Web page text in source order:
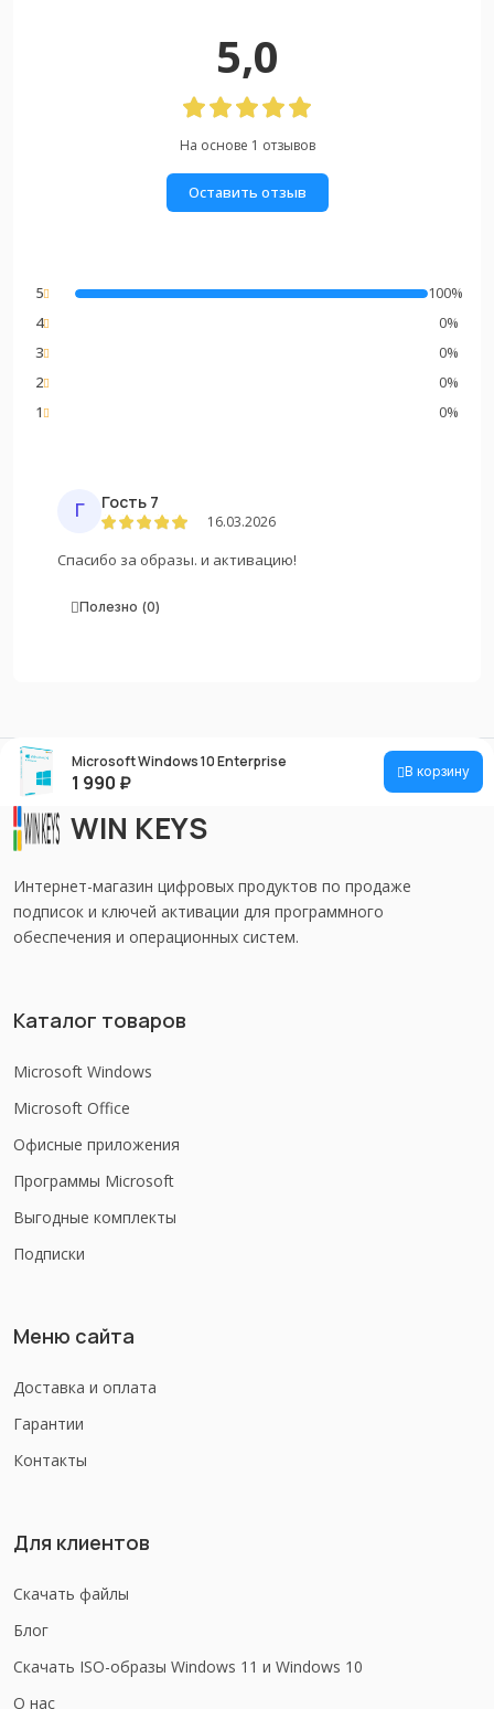
5,0
На основе 1 отзывов
Оставить отзыв
5
100%
4
0%
3
0%
2
0%
1
0%
Гость 7
16.03.2026
Спасибо за образы. и активацию!
0
Microsoft Windows 10 Enterprise
1 990 ₽ В корзину
WIN KEYS
Интернет-магазин цифровых продуктов по продаже
подписок и ключей активации для программного
обеспечения и операционных систем.
Каталог товаров
Microsoft Windows
Microsoft Office
Офисные приложения
Программы Microsoft
Выгодные комплекты
Подписки
Меню сайта
Доставка и оплата
Гарантии
Контакты
Для клиентов
Скачать файлы
Блог
Скачать ISO-образы Windows 11 и Windows 10
О нас